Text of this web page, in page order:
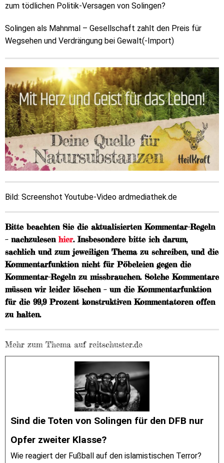
zum tödlichen Politik-Versagen von Solingen?
Solingen als Mahnmal – Gesellschaft zahlt den Preis für
Wegsehen und Verdrängung bei Gewalt(-Import)
Bild: Screenshot Youtube-Video ardmediathek.de
Bitte beachten Sie die aktualisierten Kommentar-Regeln
– nachzulesenhier. Insbesondere bitte ich darum,
sachlich und zum jeweiligen Thema zu schreiben, und die
Kommentarfunktion nicht für Pöbeleien gegen die
Kommentar-Regeln zu missbrauchen. Solche Kommentare
müssen wir leider löschen – um die Kommentarfunktion
für die 99,9 Prozent konstruktiven Kommentatoren offen
zu halten.
Mehr zum Thema auf reitschuster.de
Sind die Toten von Solingen für den DFB nur
Opfer zweiter Klasse?
Wie reagiert der Fußball auf den islamistischen Terror?